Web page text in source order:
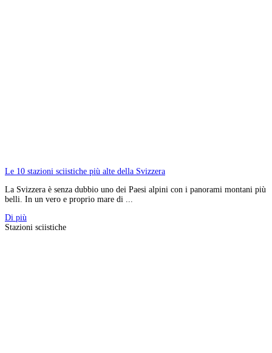
Le 10 stazioni sciistiche più alte della Svizzera
La Svizzera è senza dubbio uno dei Paesi alpini con i panorami montani più
belli. In un vero e proprio mare di ...
Di più
Stazioni sciistiche